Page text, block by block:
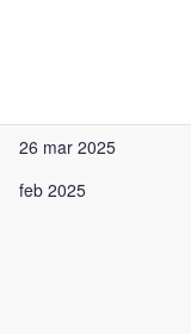
26 mar 2025
feb 2025